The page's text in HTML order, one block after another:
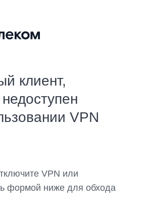
клиент,
VPN
VPN или
формой ниже для обхода